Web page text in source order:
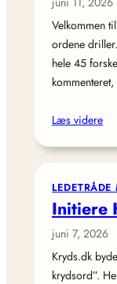
Velkommen
ordene
hele 45
Læs videre
LEDETRÅDE
Initiere
juni 7, 2026
Kryds.dk
krydsord”.